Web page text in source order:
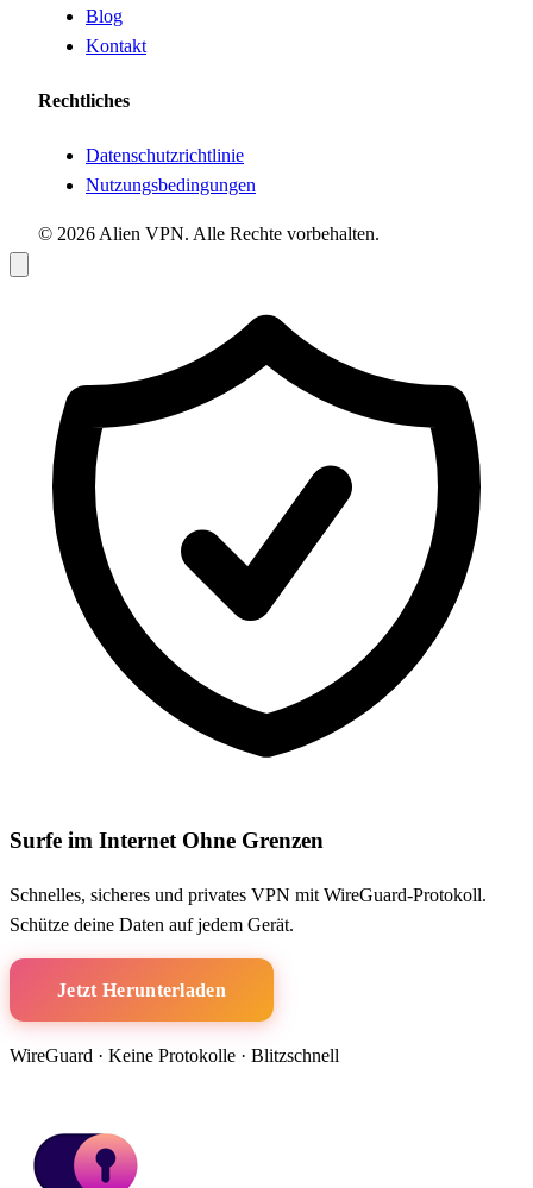
Blog
Kontakt
Rechtliches
Datenschutzrichtlinie
Nutzungsbedingungen
© 2026 Alien VPN. Alle Rechte vorbehalten.
Surfe im Internet Ohne Grenzen
Schnelles, sicheres und privates VPN mit WireGuard-Protokoll.
Schütze deine Daten auf jedem Gerät.
Jetzt Herunterladen
WireGuard · Keine Protokolle · Blitzschnell